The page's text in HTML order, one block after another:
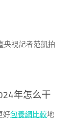
央視記者范凱拍
年怎么干
好包養網比較地